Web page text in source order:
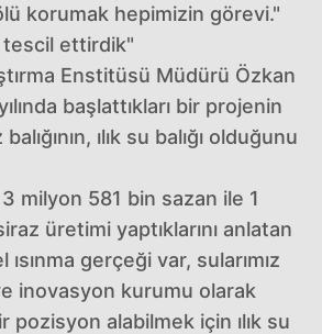
korumak hepimizin görevi."
tescil ettirdik"
Enstitüsü Müdürü Özkan
başlattıkları bir projenin
ılık su balığı olduğunu
3 milyon 581 bin sazan ile 1
üretimi yaptıklarını anlatan
gerçeği var, sularımız
inovasyon kurumu olarak
pozisyon alabilmek için ılık su